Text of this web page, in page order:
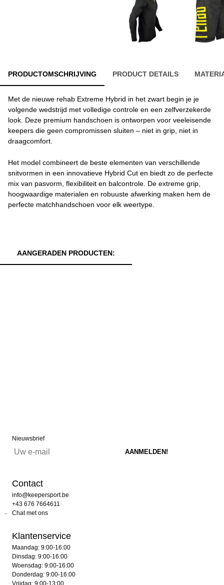
PRODUCTOMSCHRIJVING PRODUCT DETAILS
Met de nieuwe rehab Extreme Hybrid in het zwart begin je je
volgende wedstrijd met volledige controle en een zelfverzekerde
look. Deze premium handschoen is ontworpen voor veeleisende
keepers die geen compromissen sluiten – niet in grip, niet in
draagcomfort.
Het model combineert de beste elementen van verschillende
snitvormen in een innovatieve Hybrid Cut en biedt zo de perfecte
mix van pasvorm, flexibiliteit en balcontrole. De extreme grip,
hoogwaardige materialen en robuuste afwerking maken hem de
perfecte matchhandschoen voor elk weertype.
AANGERADEN PRODUCTEN:
Nieuwsbrief
Contact
info@keepersport.be
+43 676 7664611
Chat met ons
Klantenservice
Maandag: 9:00-16:00
Dinsdag: 9:00-16:00
Woensdag: 9:00-16:00
Donderdag: 9:00-16:00
Vrijdag: 9:00-13:00